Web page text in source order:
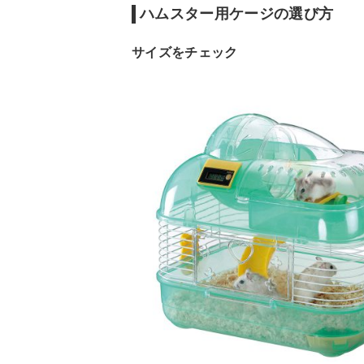
ハムスター用ケージの選び方
サイズをチェック